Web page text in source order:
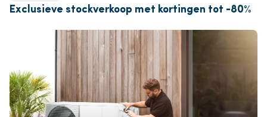
Exclusieve stockverkoop met kortingen tot -80%